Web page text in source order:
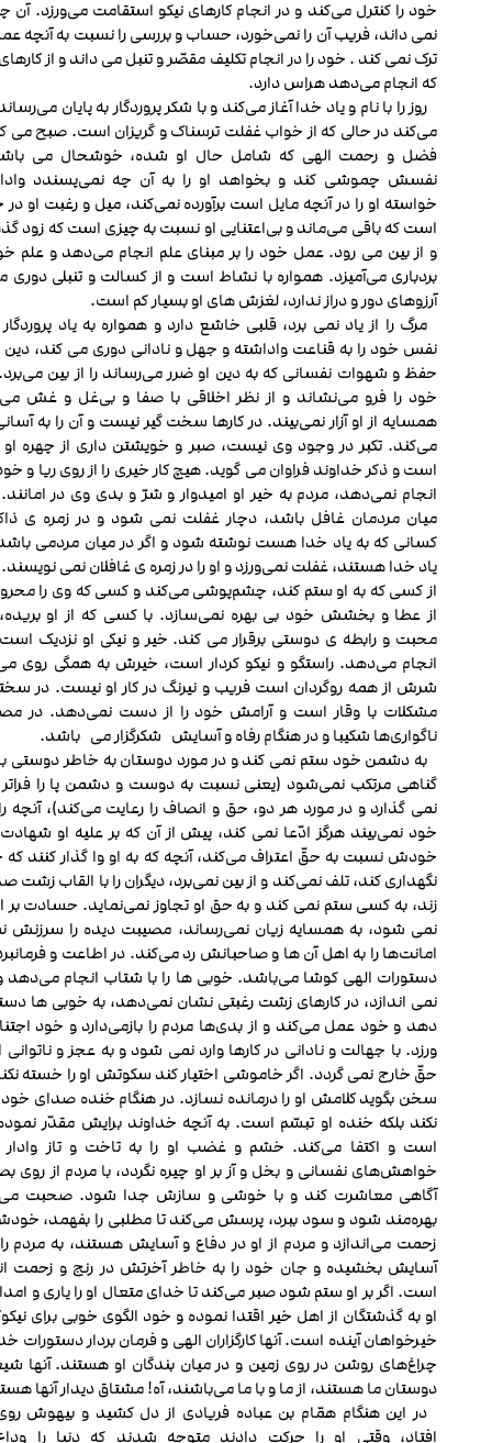
خود را کنترل می‌کند و در انجام کارهای نیکو استقامت می‌ورزد. آن
نمی‏ داند، فریب آن را نمی‌خورد، حساب و بررسی را نسبت به آنچه
ترک نمی‏ کند . خود را در انجام تکلیف مقصّر و تنبل می داند و از
که انجام می‌دهد هراس دارد.
روز را با نام و یاد خدا آغاز می‌کند و با شکر پروردگار به پایان
می‌کند در حالی که از خواب غفلت ترسناک و گریزان است. صبح می
فضل و رحمت الهی که شامل حال او شده، خوشحال می
نفسش چموشی کند و بخواهد او را به آن چه نمی‌پسندد
خواسته او را در آنچه مایل است برآورده نمی‌کند، میل و رغبت او
است که باقی می‌ماند و بی‌اعتنایی او نسبت به چیزی است که زود
و از بین می رود. عمل خود را بر مبنای علم انجام می‌دهد و علم
بردباری می‌آمیزد. همواره با نشاط است و از کسالت و تنبلی دوری
آرزوهای دور و دراز ندارد، لغزش های او بسیار کم است.
مرگ را از یاد نمی‏ برد، قلبی خاشع دارد و همواره به یاد
نفس خود را به قناعت واداشته و جهل و نادانی دوری می‏ کند، دین
حفظ و شهوات نفسانی که به دین او ضرر می‌رساند را از بین
خود را فرو می‌نشاند و از نظر اخلاقی با صفا و بی‌غل‌ و غش
همسایه از او آزار نمی‌بیند. در کارها سخت گیر نیست و آن را به آسانی
می‌کند. تکبر در وجود وی نیست، صبر و خویشتن داری از چهره او
است و ذکر خداوند فراوان می‏ گوید. هیچ کار خیری را از روی ریا و
انجام نمی‌دهد، مردم به خیر او امیدوار و شرّ و بدی وی در امانند.
میان مردمان غافل باشد، دچار غفلت نمی ‏شود و در زمره‏ ی
کسانی که به یاد خدا هست نوشته شود و اگر در میان مردمی
یاد خدا هستند، غفلت نمی‌ورزد و او را در زمره ‏ی غافلان نمی‏ نویسند.
از کسی که به او ستم ‌کند، چشم‌پوشی می‌کند و کسی که وی را
از عطا و بخشش خود بی بهره نمی‌سازد. با کسی که از او بریده،
محبت و رابطه ی دوستی برقرار می کند. خیر و نیکی او نزدیک
انجام می‌دهد. راستگو و نیکو کردار است، خیرش به همگی روی
شرش از همه روگردان است فریب و نیرنگ در کار او نیست. در
مشکلات با وقار است و آرامش خود را از دست نمی‌دهد. در
ناگواری‌ها شکیبا و در هنگام رفاه و آسایش شکرگزار می باشد.
به دشمن خود ستم نمی‏ کند و در مورد دوستان به خاطر دوستی
گناهی مرتکب نمی‌شود (یعنی نسبت به دوست و دشمن پا را
نمی گذارد و در مورد هر دو، حق و انصاف را رعایت می‌کند)، آنچه
خود نمی‌بیند هرگز ادّعا نمی کند، پیش از آن که بر علیه او
خودش نسبت به حقّ اعتراف می‌کند، آنچه که به او وا گذار کنند
نگهداری کند، تلف نمی‌کند و از بین نمی‌برد، دیگران را با القاب زشت
زند، به کسی ستم نمی کند و به حق او تجاوز نمی‌نماید. حسادت بر
نمی شود، به همسایه زیان نمی‌رساند، مصیبت دیده را سرزنش
امانت‌ها را به اهل آن ها و صاحبانش رد می‌کند. در اطاعت و
دستورات الهی کوشا می‌باشد. خوبی ها را با شتاب انجام می‌دهد
نمی اندازد، در کارهای زشت رغبتی نشان نمی‌دهد، به خوبی‏ ها
دهد و خود عمل می‌کند و از بدی‌ها مردم را بازمی‌دارد و خود
ورزد. با جهالت و نادانی در کارها وارد نمی شود و به عجز و ناتوانی
حقّ خارج نمی‏ گردد. اگر خاموشی اختیار کند سکوتش او را خسته
سخن بگوید کلامش او را درمانده نسازد. در هنگام خنده صدای خود
نکند بلکه خنده او تبسّم است. به آنچه خداوند برایش مقدّر
است و اکتفا می‌کند. خشم و غضب او را به تاخت و تاز وادار
خواهش‌های نفسانی و بخل و آز بر او چیره نگردد، با مردم از روی
آگاهی معاشرت کند و با خوشی و سازش جدا شود. صحبت
بهره‌مند شود و سود ببرد، پرسش می‌کند تا مطلبی را بفهمد،
زحمت می‌اندازد و مردم از او در دفاع و آسایش هستند، به مردم
آسایش بخشیده و جان خود را به خاطر آخرتش در رنج و زحمت
است. اگر بر او ستم شود صبر می‌کند تا خدای متعال او را یاری و
او به گذشتگان از اهل خیر اقتدا نموده و خود الگوی خوبی برای
خیرخواهان آینده است. آن‏ها کارگزاران الهی و فرمان بردار دستورات
چراغ‌های روشن در روی زمین و در میان بندگان او هستند. آن‏ها
دوستان ما هستند، از ما و با ما می‌باشند، آه! مشتاق دیدار آن‏ها
در این هنگام همّام بن عباده فریادی از دل کشید و بیهوش
افتاد، وقتی او را حرکت دادند متوجه شدند که دنیا را